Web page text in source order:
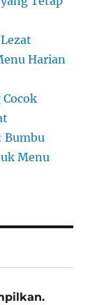
Harian
Cocok
Bumbu
Menu